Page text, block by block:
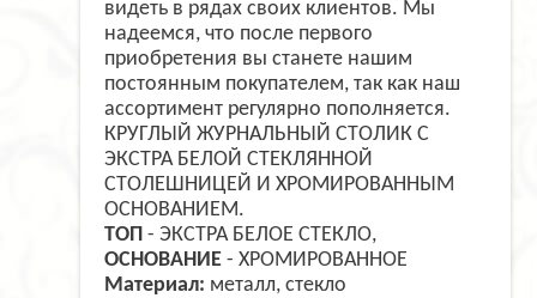
видеть в рядах своих клиентов. Мы
надеемся, что после первого
приобретения вы станете нашим
постоянным покупателем, так как наш
ассортимент регулярно пополняется.
КРУГЛЫЙ ЖУРНАЛЬНЫЙ СТОЛИК С
ЭКСТРА БЕЛОЙ СТЕКЛЯННОЙ
СТОЛЕШНИЦЕЙ И ХРОМИРОВАННЫМ
ОСНОВАНИЕМ.
ТОП - ЭКСТРА БЕЛОЕ СТЕКЛО,
ОСНОВАНИЕ - ХРОМИРОВАННОЕ
Материал: металл, стекло